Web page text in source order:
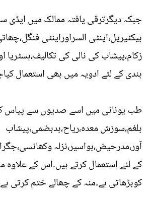
جبکہ دیگرترقی یافتہ ممالک میں ایڈی
بیکٹیریل،اینٹی السراوراینٹی
زکام،پیشاب کی نالی کی تکالیف،ہسٹریا
بندی کے لئے ادویہ میں بھی استعمال
طب یونانی میں اسے صدیوں سے پیاس
بلغم،سوزش معدہ،ریاح،بدہضمی،پیشاب
آور،مدرحیض،بواسیر،نزلہ
کے لئے استعمال کرتے ہیں۔اس کے علاوہ
کوبڑھاتی ہے۔منہ کے چھالے ختم کرتی